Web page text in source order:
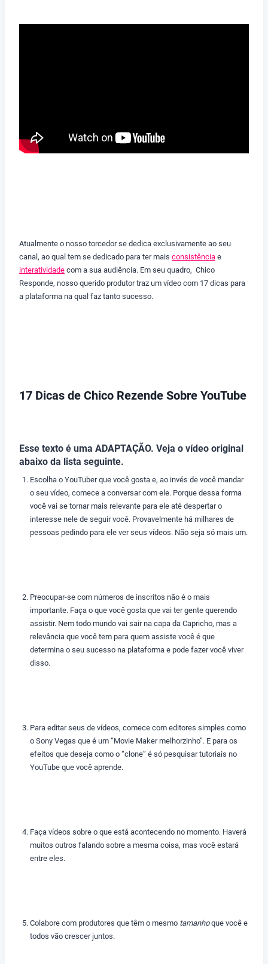
Atualmente o nosso torcedor se dedica exclusivamente ao seu
canal, ao qual tem se dedicado para ter mais consistência e
interatividade com a sua audiência. Em seu quadro, Chico
Responde, nosso querido produtor traz um vídeo com 17 dicas para
a plataforma na qual faz tanto sucesso.
17 Dicas de Chico Rezende Sobre YouTube
Esse texto é uma ADAPTAÇÃO. Veja o vídeo original
abaixo da lista seguinte.
Escolha o YouTuber que você gosta e, ao invés de você mandar
o seu vídeo, comece a conversar com ele. Porque dessa forma
você vai se tornar mais relevante para ele até despertar o
interesse nele de seguir você. Provavelmente há milhares de
pessoas pedindo para ele ver seus vídeos. Não seja só mais um.
Preocupar-se com números de inscritos não é o mais
importante. Faça o que você gosta que vai ter gente querendo
assistir. Nem todo mundo vai sair na capa da Capricho, mas a
relevância que você tem para quem assiste você é que
determina o seu sucesso na plataforma e pode fazer você viver
disso.
Para editar seus de vídeos, comece com editores simples como
o Sony Vegas que é um “Movie Maker melhorzinho”. E para os
efeitos que deseja como o “clone” é só pesquisar tutoriais no
YouTube que você aprende.
Faça vídeos sobre o que está acontecendo no momento. Haverá
muitos outros falando sobre a mesma coisa, mas você estará
entre eles.
Colabore com produtores que têm o mesmo tamanhoque você e
todos vão crescer juntos.